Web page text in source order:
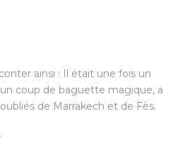
ainsi : Il était une fois un
coup de baguette magique, a
de Marrakech et de Fès.